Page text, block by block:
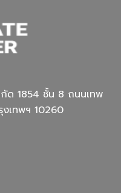
ด 1854 ชั้น 8 ถนนเทพ
งเทพฯ 10260